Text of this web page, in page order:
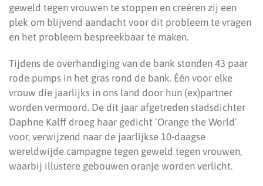
geweld tegen vrouwen te stoppen en creëren zij een
plek om blijvend aandacht voor dit probleem te vragen
en het probleem bespreekbaar te maken.
Tijdens de overhandiging van de bank stonden 43 paar
rode pumps in het gras rond de bank. Één voor elke
vrouw die jaarlijks in ons land door hun (ex)partner
worden vermoord. De dit jaar afgetreden stadsdichter
Daphne Kalff droeg haar gedicht ‘Orange the World’
voor, verwijzend naar de jaarlijkse 10-daagse
wereldwijde campagne tegen geweld tegen vrouwen,
waarbij illustere gebouwen oranje worden verlicht.